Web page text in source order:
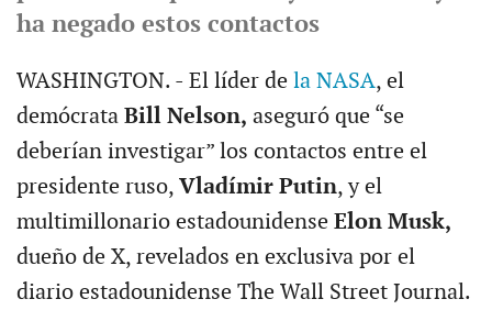
ha negado estos contactos
WASHINGTON. - El líder de la NASA, el
demócrata Bill Nelson, aseguró que “se
deberían investigar” los contactos entre el
presidente ruso, Vladímir Putin, y el
multimillonario estadounidense Elon Musk,
dueño de X, revelados en exclusiva por el
diario estadounidense The Wall Street Journal.